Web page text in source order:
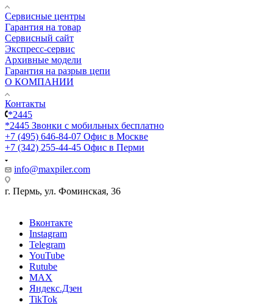
Сервисные центры
Гарантия на товар
Сервисный сайт
Экспресс-сервис
Архивные модели
Гарантия на разрыв цепи
О КОМПАНИИ
Контакты
*2445
*2445 Звонки с мобильных бесплатно
+7 (495) 646-84-07 Офис в Москве
+7 (342) 255-44-45 Офис в Перми
info@maxpiler.com
г. Пермь, ул. Фоминская, 36
Вконтакте
Instagram
Telegram
YouTube
Rutube
MAX
Яндекс.Дзен
TikTok